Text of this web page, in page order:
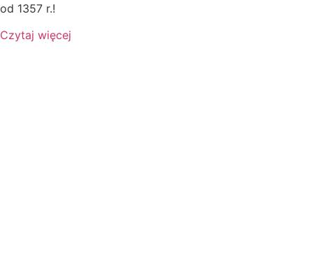
od 1357 r.!
Czytaj więcej